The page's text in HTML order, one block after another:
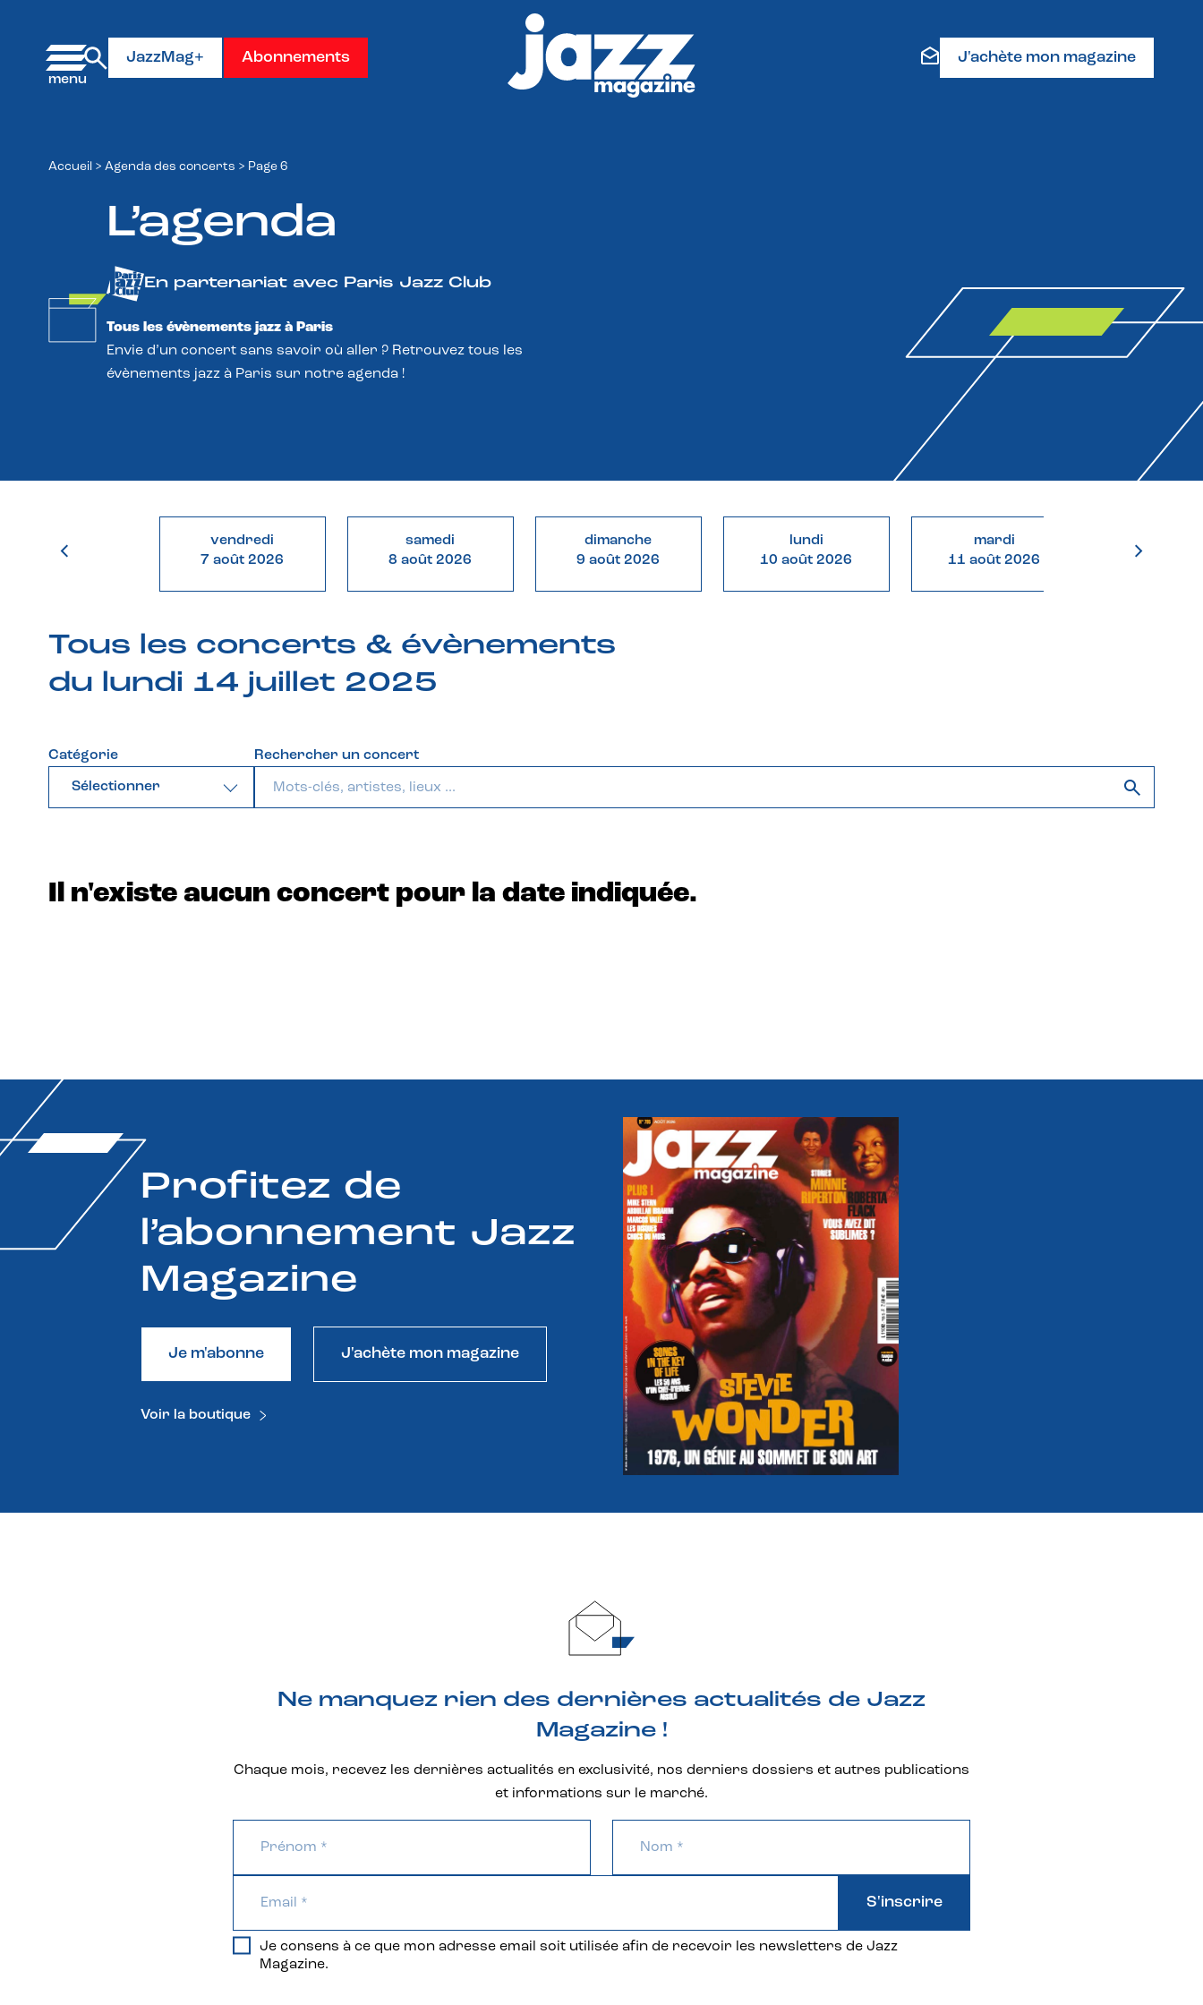
JazzMag+ Abonnements J'achète mon magazine
Accueil > Agenda des concerts > Page 6
L’agenda
En partenariat avec Paris Jazz Club
Tous les évènements jazz à Paris
Envie d’un concert sans savoir où aller ? Retrouvez tous les
évènements jazz à Paris sur notre agenda !
vendredi
7 août 2026
samedi
8 août 2026
dimanche
9 août 2026
lundi
10 août 2026
mardi
11 août 2026
12 août
Tous les concerts & évènements
du lundi 14 juillet 2025
Catégorie
Sélectionner
Rechercher un concert
Il n'existe aucun concert pour la date indiquée.
Profitez de
l’abonnement Jazz
Magazine
Je m'abonne J'achète mon magazine
Voir la boutique
Ne manquez rien des dernières actualités de Jazz
Magazine !
Chaque mois, recevez les dernières actualités en exclusivité, nos derniers dossiers et autres publications
et informations sur le marché.
Je consens à ce que mon adresse email soit utilisée afin de recevoir les newsletters de Jazz
Magazine.
S'inscrire